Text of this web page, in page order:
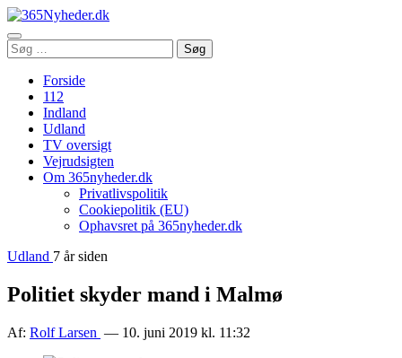
Åbn
menu
Søg
efter:
Søg
Forside
112
Indland
Udland
TV oversigt
Vejrudsigten
Om 365nyheder.dk
Privatlivspolitik
Cookiepolitik (EU)
Ophavsret på 365nyheder.dk
Udland 7 år siden
Politiet skyder mand i Malmø
Af: Rolf Larsen — 10. juni 2019 kl. 11:32